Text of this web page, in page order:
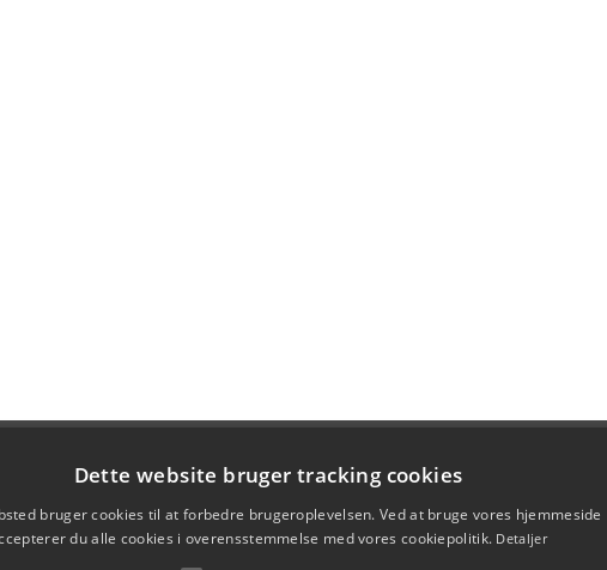
Dette website bruger tracking cookies
bruger cookies til at forbedre brugeroplevelsen. Ved at bruge vores hjemmeside
du alle cookies i overensstemmelse med vores cookiepolitik. Detaljer